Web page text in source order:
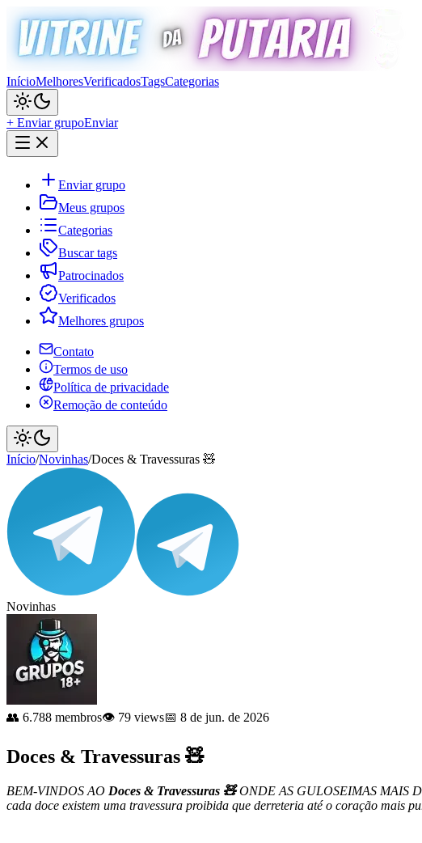
InícioMelhoresVerificadosTagsCategorias
+ Enviar grupoEnviar
Enviar grupo
Meus grupos
Categorias
Buscar tags
Patrocinados
Verificados
Melhores grupos
Contato
Termos de uso
Política de privacidade
Remoção de conteúdo
Início/Novinhas/Doces & Travessuras 🧸
Novinhas
👥 6.788 membros👁️ 79 views📅 8 de jun. de 2026
Doces & Travessuras 🧸
BEM-VINDOS AO Doces & Travessuras 🧸ONDE AS GULOSEIMAS MAIS
cada doce existem uma travessura proibida que derreteria até o coração mais